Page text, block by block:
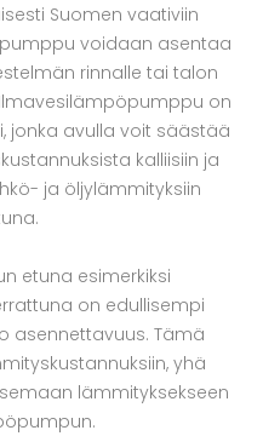
Suomen vaativiin
voidaan asentaa
rinnalle tai talon
on
jonka avulla voit säästää
kalliisiin ja
ja öljylämmityksiin
etuna esimerkiksi
on edullisempi
asennettavuus. Tämä
yhä
lämmityksekseen